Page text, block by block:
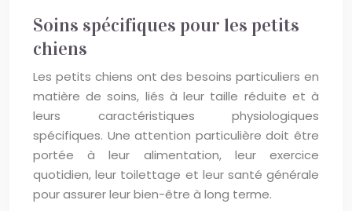
Soins spécifiques pour les petits
chiens
Les petits chiens ont des besoins particuliers en
matière de soins, liés à leur taille réduite et à
leurs caractéristiques physiologiques
spécifiques. Une attention particulière doit être
portée à leur alimentation, leur exercice
quotidien, leur toilettage et leur santé générale
pour assurer leur bien-être à long terme.